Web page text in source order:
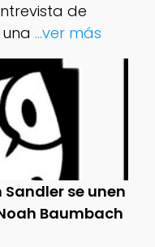
de
...ver más
se unen
Baumbach